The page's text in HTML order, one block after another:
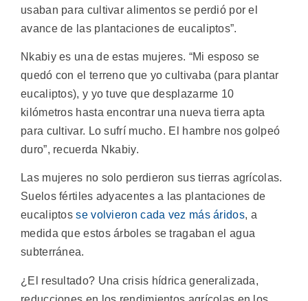
usaban para cultivar alimentos se perdió por el
avance de las plantaciones de eucaliptos”.
Nkabiy es una de estas mujeres. “Mi esposo se
quedó con el terreno que yo cultivaba (para plantar
eucaliptos), y yo tuve que desplazarme 10
kilómetros hasta encontrar una nueva tierra apta
para cultivar. Lo sufrí mucho. El hambre nos golpeó
duro”, recuerda Nkabiy.
Las mujeres no solo perdieron sus tierras agrícolas.
Suelos fértiles adyacentes a las plantaciones de
eucaliptosse volvieron cada vez más áridos, a
medida que estos árboles se tragaban el agua
subterránea.
¿El resultado? Una crisis hídrica generalizada,